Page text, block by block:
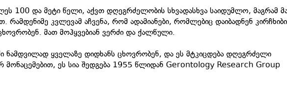
100 და მეტი წელი, აქვთ დღეგრძელობის სხვადასხვა საიდუმლო, მაგრამ
კვლევამ აჩვენა, რომ ადამიანები, რომლებიც დაიბადნენ
მათ მოჰყვებიან ვერძი და ქალწული.
ნამდვილად ყველაზე დიდხანს ცხოვრობენ, და ეს მტკიცდება დღეგრძელი
მონაცემებით, ეს სია შედგება 1955 წლიდან Gerontology Research Group